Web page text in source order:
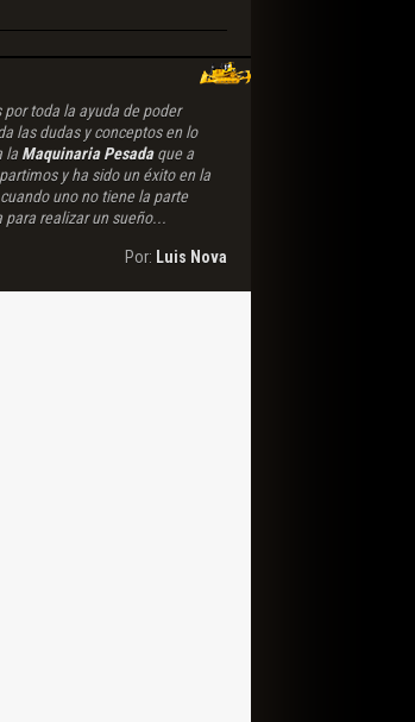
por toda la ayuda de poder
las dudas y conceptos en lo
la Maquinaria Pesadaque a
y ha sido un éxito en la
uno no tiene la parte
para realizar un sueño...
Por: Luis Nova